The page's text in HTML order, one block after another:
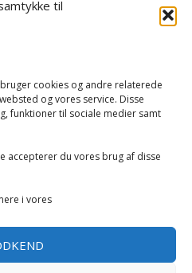
til
cookies og andre relaterede
og vores service. Disse
funktioner til sociale medier samt
accepterer du vores brug af disse
i vores
tørreskabe